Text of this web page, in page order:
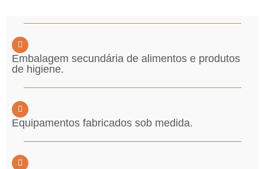
Embalagem secundária de alimentos e produtos
de higiene.
Equipamentos fabricados sob medida.